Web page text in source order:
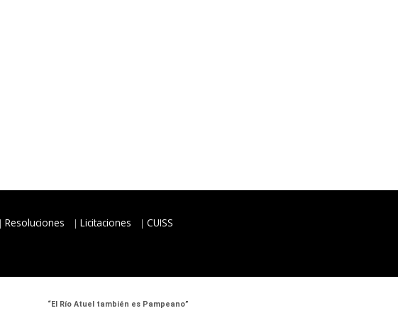
Resoluciones Licitaciones
CUISS
“El Río Atuel también es Pampeano”